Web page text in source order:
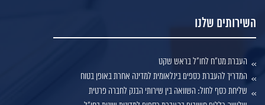
השירותים שלנו
העברת מט"ח לחו"ל בראש שקט
המדריך להעברת כספים בינלאומית למדינה אחרת באופן בטוח
שליחת כסף לחול: השוואה בין שירותי הבנק לחברה פרטית